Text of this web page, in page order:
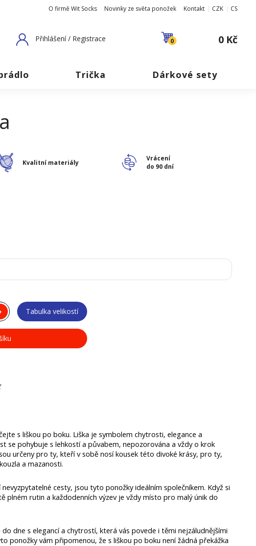
O firmě Wit Socks Novinky ze světa ponožek Kontakt CZK CS
Přihlášení / Registrace 0 0 Kč
Trička Dárkové sety
Kvalitní materiály
Vrácení
do 90 dní
Tabulka velikostí
s liškou po boku. Liška je symbolem chytrosti, elegance a
se pohybuje s lehkostí a půvabem, nepozorována a vždy o krok
určeny pro ty, kteří v sobě nosí kousek této divoké krásy, pro ty,
a mazanosti.
cesty, jsou tyto ponožky ideálním společníkem. Když si
plném rutin a každodenních výzev je vždy místo pro malý únik do
dne s elegancí a chytrostí, která vás povede i těmi nejzáludnějšími
ponožky vám připomenou, že s liškou po boku není žádná překážka